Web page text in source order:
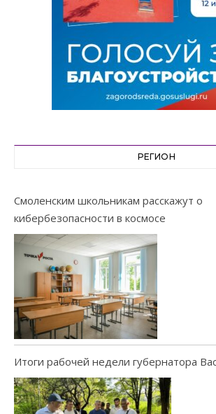
РЕГИОН
Смоленским школьникам расскажут о
кибербезопасности в космосе
Итоги рабочей недели губернатора